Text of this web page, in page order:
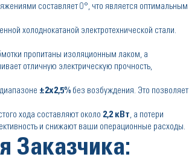
составляет 0°, что является оптимальным
холоднокатаной электротехнической стали.
пропитаны изоляционным лаком, а
отличную электрическую прочность,
±2x2,5% без возбуждения. Это позволяет
хода составляют около 2,2 кВт, а потери
и снижают ваши операционные расходы.
Заказчика: